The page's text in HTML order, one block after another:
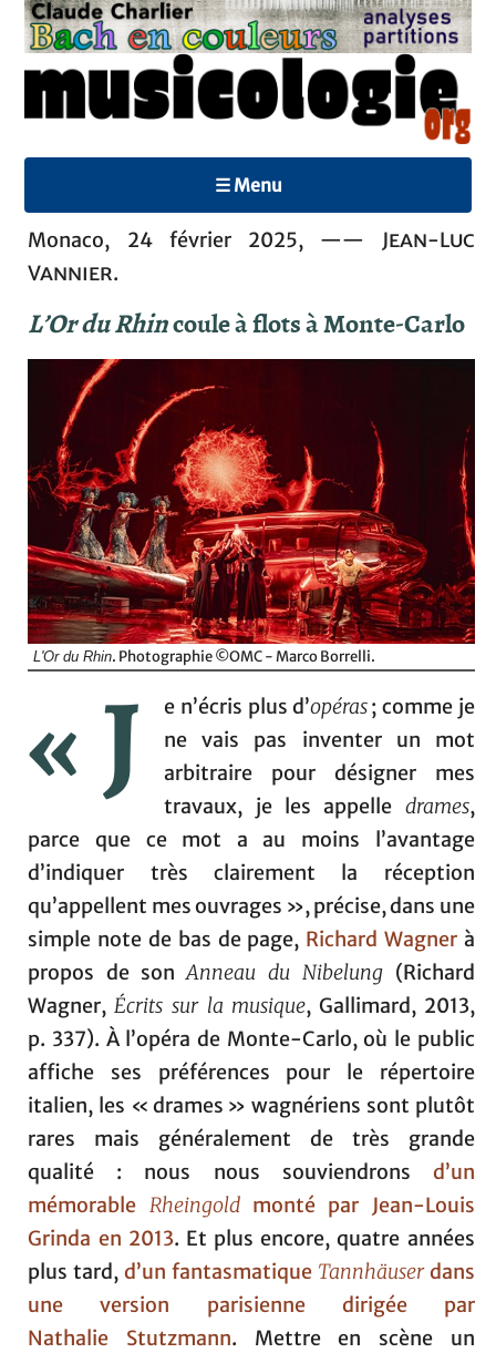
☰ Menu
Monaco, 24 février 2025, ——
Jean-Luc
Vannier.
L’Or du Rhincoule à flots à Monte-Carlo
L'Or du Rhin. Photographie ©OMC - Marco Borrelli.
« J e n’écris plus d’opéras; comme je
ne vais pas inventer un mot
arbitraire pour désigner mes
travaux, je les appelle drames,
parce que ce mot a au moins l’avantage
d’indiquer très clairement la réception
qu’appellent mes ouvrages », précise, dans une
simple note de bas de page, Richard Wagnerà
propos de sonAnneau du Nibelung (Richard
Wagner,Écrits sur la musique, Gallimard, 2013,
p. 337). À l’opéra de Monte-Carlo, où le public
affiche ses préférences pour le répertoire
italien, les « drames » wagnériens sont plutôt
rares mais généralement de très grande
qualité : nous nous souviendrons d’un
mémorable Rheingoldmonté par Jean-Louis
Grinda en 2013. Et plus encore, quatre années
plus tard,d’un fantasmatique Tannhäuserdans
une version parisienne dirigée par
Nathalie Stutzmann. Mettre en scène un